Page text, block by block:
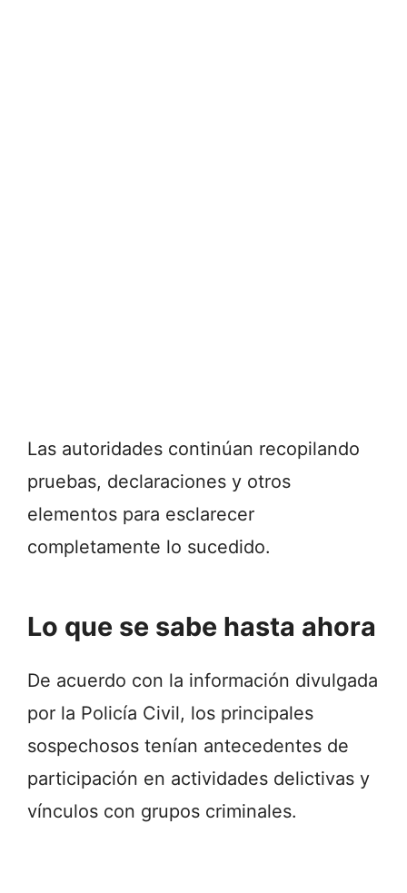
Las autoridades continúan recopilando
pruebas, declaraciones y otros
elementos para esclarecer
completamente lo sucedido.
Lo que se sabe hasta ahora
De acuerdo con la información divulgada
por la Policía Civil, los principales
sospechosos tenían antecedentes de
participación en actividades delictivas y
vínculos con grupos criminales.